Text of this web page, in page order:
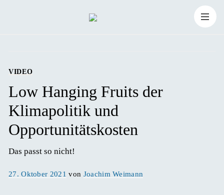
springen
VIDEO
Low Hanging Fruits der
Klimapolitik und
Opportunitätskosten
Das passt so nicht!
Veröffentlicht
27. Oktober 2021 von Joachim Weimann